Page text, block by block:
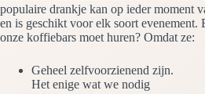
populaire drankje kan op ieder moment
en is geschikt voor elk soort evenement.
onze koffiebars moet huren? Omdat ze:
Geheel zelfvoorzienend zijn.
Het enige wat we nodig